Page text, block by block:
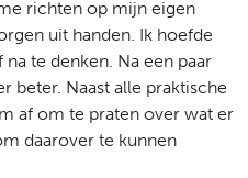
richten op mijn eigen
uit handen. Ik hoefde
te denken. Na een paar
beter. Naast alle praktische
af om te praten over wat er
daarover te kunnen